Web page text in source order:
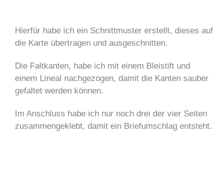
Hierfür habe ich ein Schnittmuster erstellt, dieses auf
die Karte übertragen und ausgeschnitten.
Die Faltkanten, habe ich mit einem Bleistift und
einem Lineal nachgezogen, damit die Kanten sauber
gefaltet werden können.
Im Anschluss habe ich nur noch drei der vier Seiten
zusammengeklebt, damit ein Briefumschlag entsteht.